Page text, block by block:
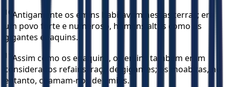
10 Antigamente os emins habitavam nessas terras; era
um povo forte e numeroso, homens altos como os
gigantes enaquins.
11
Assim como os enaquins, os emins também eram
considerados refains, raça de gigantes; os moabitas, no
entanto, chamam-nos de emins.